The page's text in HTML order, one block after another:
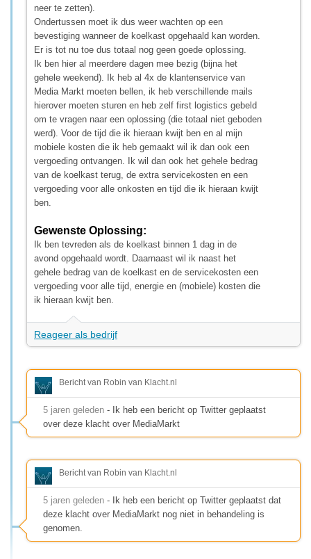
neer te zetten).
Ondertussen moet ik dus weer wachten op een
bevestiging wanneer de koelkast opgehaald kan worden.
Er is tot nu toe dus totaal nog geen goede oplossing.
Ik ben hier al meerdere dagen mee bezig (bijna het
gehele weekend). Ik heb al 4x de klantenservice van
Media Markt moeten bellen, ik heb verschillende mails
hierover moeten sturen en heb zelf first logistics gebeld
om te vragen naar een oplossing (die totaal niet geboden
werd). Voor de tijd die ik hieraan kwijt ben en al mijn
mobiele kosten die ik heb gemaakt wil ik dan ook een
vergoeding ontvangen. Ik wil dan ook het gehele bedrag
van de koelkast terug, de extra servicekosten en een
vergoeding voor alle onkosten en tijd die ik hieraan kwijt
ben.
Gewenste Oplossing:
Ik ben tevreden als de koelkast binnen 1 dag in de
avond opgehaald wordt. Daarnaast wil ik naast het
gehele bedrag van de koelkast en de servicekosten een
vergoeding voor alle tijd, energie en (mobiele) kosten die
ik hieraan kwijt ben.
Reageer als bedrijf
Bericht van Robin van Klacht.nl
5 jaren geleden - Ik heb een bericht op Twitter geplaatst
over deze klacht over MediaMarkt
Bericht van Robin van Klacht.nl
5 jaren geleden - Ik heb een bericht op Twitter geplaatst dat
deze klacht over MediaMarkt nog niet in behandeling is
genomen.